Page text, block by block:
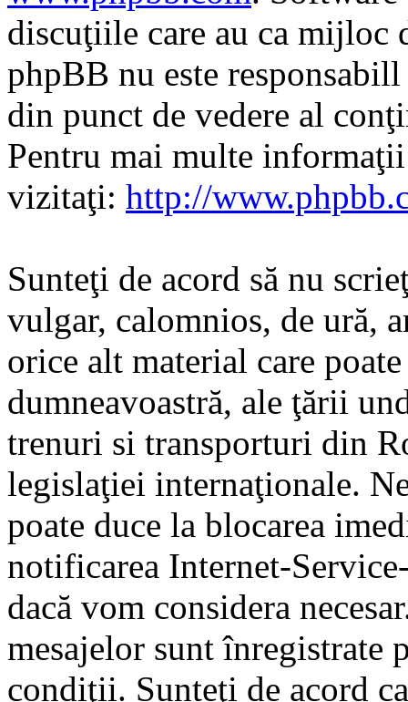
discuţiile care au ca mijloc
phpBB nu este
din punct de vedere al
Pentru mai multe
vizitaţi: http://
Sunteţi de acord să nu
vulgar, calomnios, de ură,
orice alt material care
dumneavoastră, ale ţării
trenuri si transporturi din
legislaţiei internaţionale.
poate duce la blocarea
notificarea Internet-
dacă vom considera
mesajelor sunt înregistrate
condiţii. Sunteţi de acord